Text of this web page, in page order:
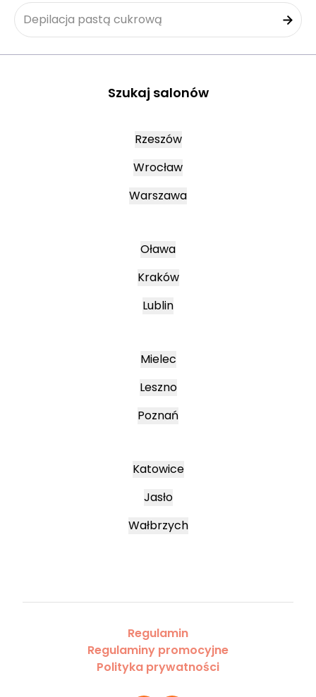
Depilacja pastą cukrową
Szukaj salonów
Rzeszów
Wrocław
Warszawa
Oława
Kraków
Lublin
Mielec
Leszno
Poznań
Katowice
Jasło
Wałbrzych
Regulamin
Regulaminy promocyjne
Polityka prywatności